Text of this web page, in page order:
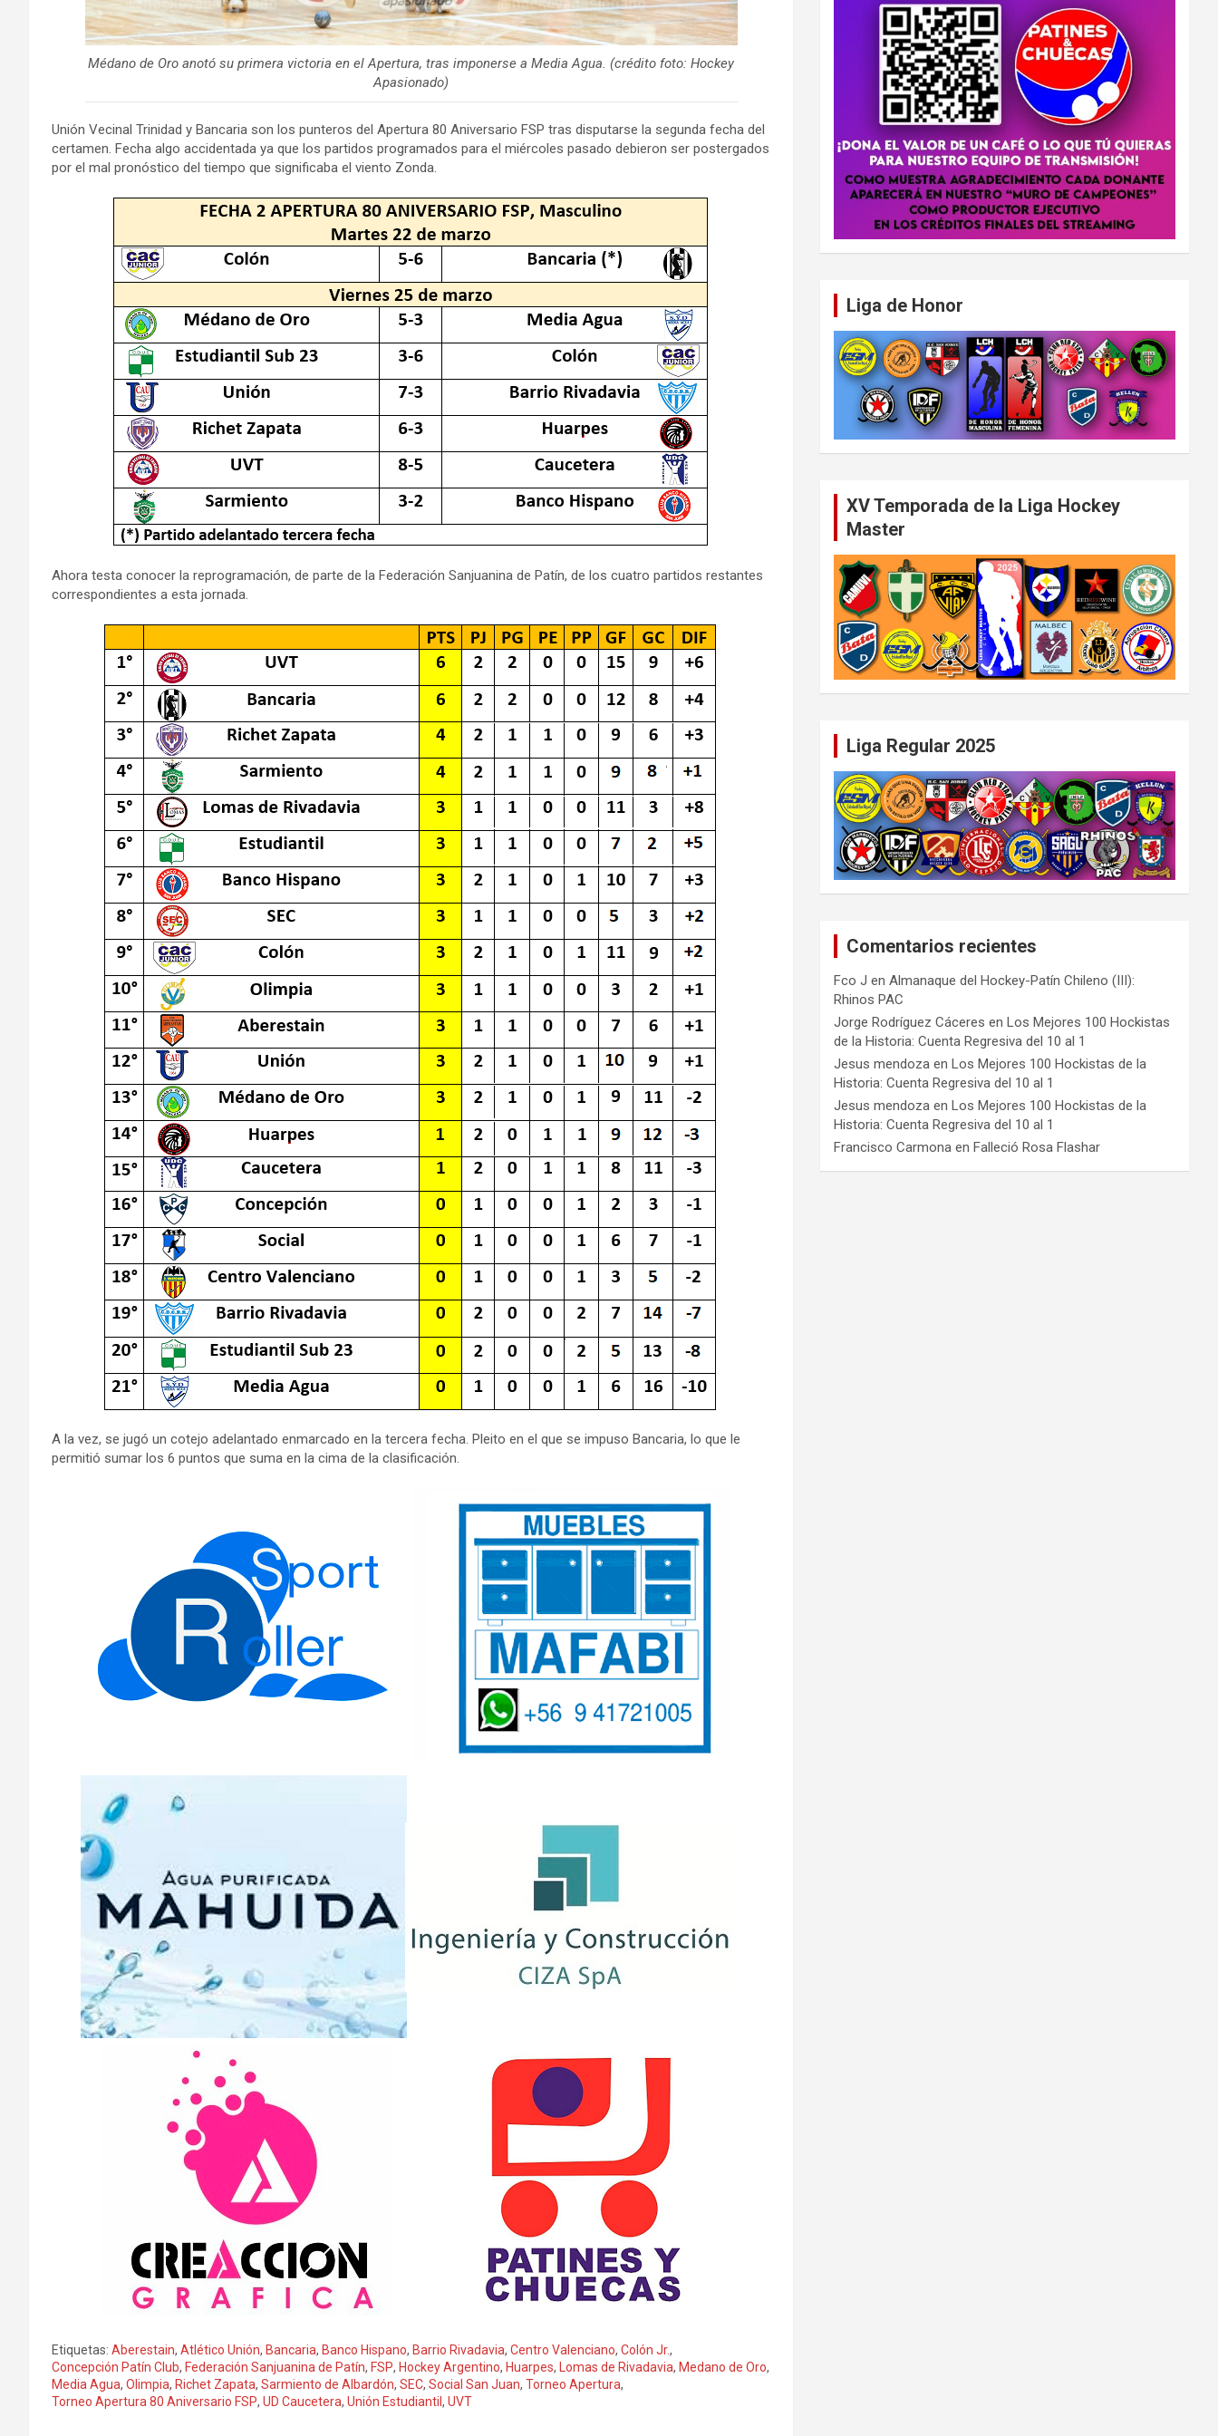
Médano de Oro anotó su primera victoria en el Apertura, tras imponerse a Media Agua. (crédito foto: Hockey
Apasionado)
Unión Vecinal Trinidad y Bancaria son los punteros del Apertura 80 Aniversario FSP tras disputarse la segunda fecha del
certamen. Fecha algo accidentada ya que los partidos programados para el miércoles pasado debieron ser postergados
por el mal pronóstico del tiempo que significaba el viento Zonda.
Ahora testa conocer la reprogramación, de parte de la Federación Sanjuanina de Patín, de los cuatro partidos restantes
correspondientes a esta jornada.
A la vez, se jugó un cotejo adelantado enmarcado en la tercera fecha. Pleito en el que se impuso Bancaria, lo que le
permitió sumar los 6 puntos que suma en la cima de la clasificación.
Etiquetas: Aberestain, Atlético Unión, Bancaria, Banco Hispano, Barrio Rivadavia, Centro Valenciano, Colón Jr.,
Concepción Patín Club, Federación Sanjuanina de Patín, FSP, Hockey Argentino, Huarpes, Lomas de Rivadavia, Medano de Oro,
Media Agua, Olimpia, Richet Zapata, Sarmiento de Albardón, SEC, Social San Juan, Torneo Apertura,
Torneo Apertura 80 Aniversario FSP, UD Caucetera, Unión Estudiantil , UVT
Liga de Honor
XV Temporada de la Liga Hockey
Master
Liga Regular 2025
Comentarios recientes
Fco J enAlmanaque del Hockey-Patín Chileno (III):
Rhinos PAC
Jorge Rodríguez Cáceres enLos Mejores 100 Hockistas
de la Historia: Cuenta Regresiva del 10 al 1
Jesus mendoza enLos Mejores 100 Hockistas de la
Historia: Cuenta Regresiva del 10 al 1
Jesus mendoza enLos Mejores 100 Hockistas de la
Historia: Cuenta Regresiva del 10 al 1
Francisco Carmona enFalleció Rosa Flashar